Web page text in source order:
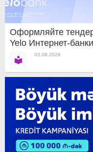
Оформляйте
Yelo Интернет-
03.08.2026